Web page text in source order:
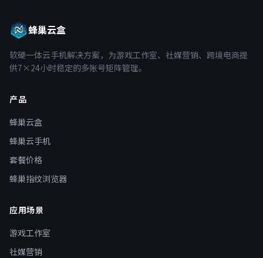
蜂巢云盒
软硬一体云手机解决方案，为游戏工作室、社媒营销、跨境电商提
供7×24小时稳定的多账号矩阵管理。
产品
蜂巢云盒
蜂巢云手机
套餐价格
蜂巢指纹浏览器
应用场景
游戏工作室
社媒营销